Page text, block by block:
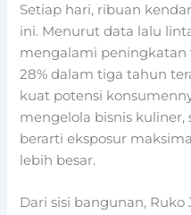
Setiap hari, ribuan
ini. Menurut data lalu
mengalami peningkatan
28% dalam tiga tahun
kuat potensi
mengelola bisnis kuliner,
berarti eksposur
lebih besar.
Dari sisi bangunan,